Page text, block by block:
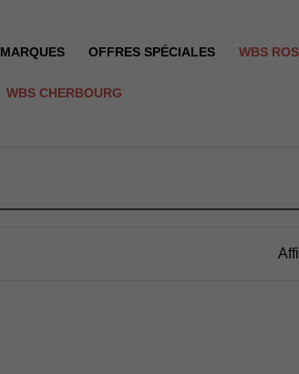
MARQUES OFFRES SPÉCIALES WBS
WBS CHERBOURG